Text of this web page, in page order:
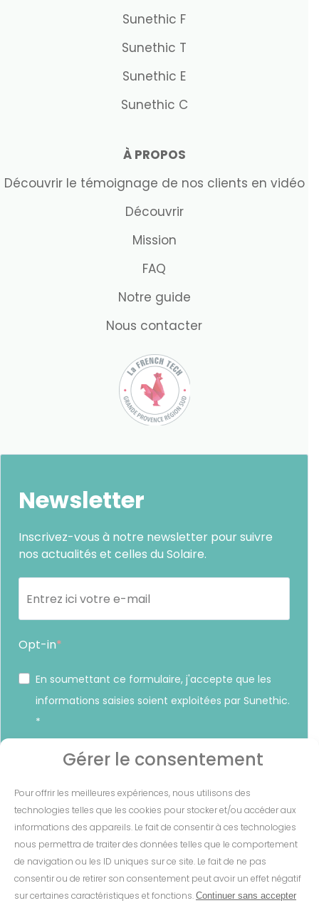
Gérer le consentement
Pour offrir les meilleures expériences, nous utilisons des
technologies telles que les cookies pour stocker et/ou accéder aux
informations des appareils. Le fait de consentir à ces technologies
nous permettra de traiter des données telles que le comportement
de navigation ou les ID uniques sur ce site. Le fait de ne pas
consentir ou de retirer son consentement peut avoir un effet négatif
sur certaines caractéristiques et fonctions. Continuer sans accepter
Sunethic F
Sunethic T
Sunethic E
Sunethic C
À PROPOS
Découvrir le témoignage de nos clients en vidéo
Découvrir
Mission
FAQ
Notre guide
Nous contacter
Newsletter
Inscrivez-vous à notre newsletter pour suivre
nos actualités et celles du Solaire.
Opt-in
En soumettant ce formulaire, j'accepte que les
informations saisies soient exploitées par Sunethic.
*
Vous pouvez vous désinscrire à tout moment en cliquant sur
S'INSCRIRE
Mentions Légales-CGV- Cookies-